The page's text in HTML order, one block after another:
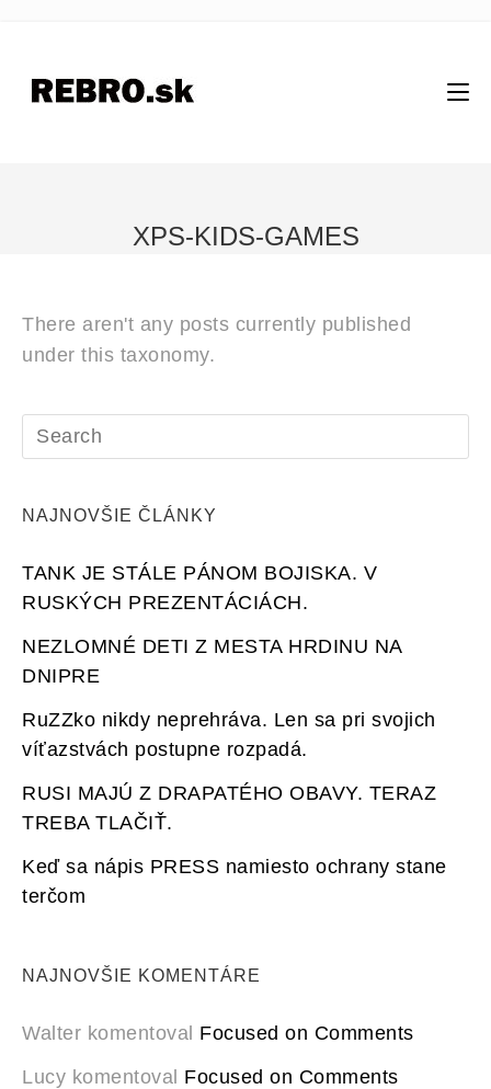
XPS-KIDS-GAMES
There aren't any posts currently published
under this taxonomy.
NAJNOVŠIE ČLÁNKY
TANK JE STÁLE PÁNOM BOJISKA. V
RUSKÝCH PREZENTÁCIÁCH.
NEZLOMNÉ DETI Z MESTA HRDINU NA
DNIPRE
RuZZko nikdy neprehráva. Len sa pri svojich
víťazstvách postupne rozpadá.
RUSI MAJÚ Z DRAPATÉHO OBAVY. TERAZ
TREBA TLAČIŤ.
Keď sa nápis PRESS namiesto ochrany stane
terčom
NAJNOVŠIE KOMENTÁRE
Walter komentoval Focused on Comments
Lucy komentoval Focused on Comments